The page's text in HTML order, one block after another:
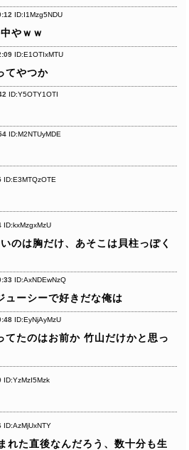
ID:I1Mzg5NDU
やｗｗ
ID:E1OTIxMTU
てやつか
ID:Y5OTY1OTI
ID:M2NTUyMDE
ID:E3MTQzOTE
ID:kxMzgxMzU
いのは胸だけ、あそこは貝柱っぽく
ID:AxNDEwNzQ
ューシーで好きだな俺は
ID:EyNjAyMzU
てたのはお前か 竹山だけかと思っ
ID:YzMzI5Mzk
ID:AzMjUxNTY
れた直後なんだろう、数十分も生